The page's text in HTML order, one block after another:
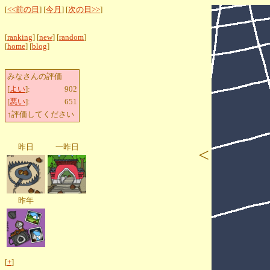
[<<前の日 ] [今月 ] [次の日>>]
[ranking] [new] [random]
[home] [blog]
みなさんの評価
[よい]:
902
[悪い]:
651
↑評価してください
昨日 一昨日
昨年
[+]
<